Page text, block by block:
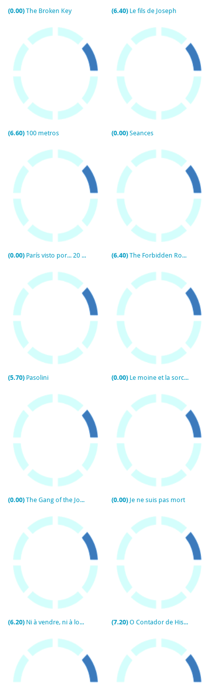
(0.00) The Broken Key (6.40) Le fils de Joseph
(6.60) 100 metros (0.00)Seances
(0.00) París visto por... 20 años después (6.40)The Forbidden Room
(5.70) Pasolini (0.00) Le moine et la sorcière
(0.00) The Gang of the Jotas (0.00) Je ne suis pas mort
(6.20) Ni à vendre, ni à louer (7.20)O Contador de Histórias